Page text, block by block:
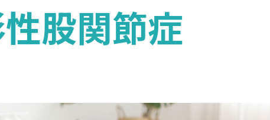
股関節症